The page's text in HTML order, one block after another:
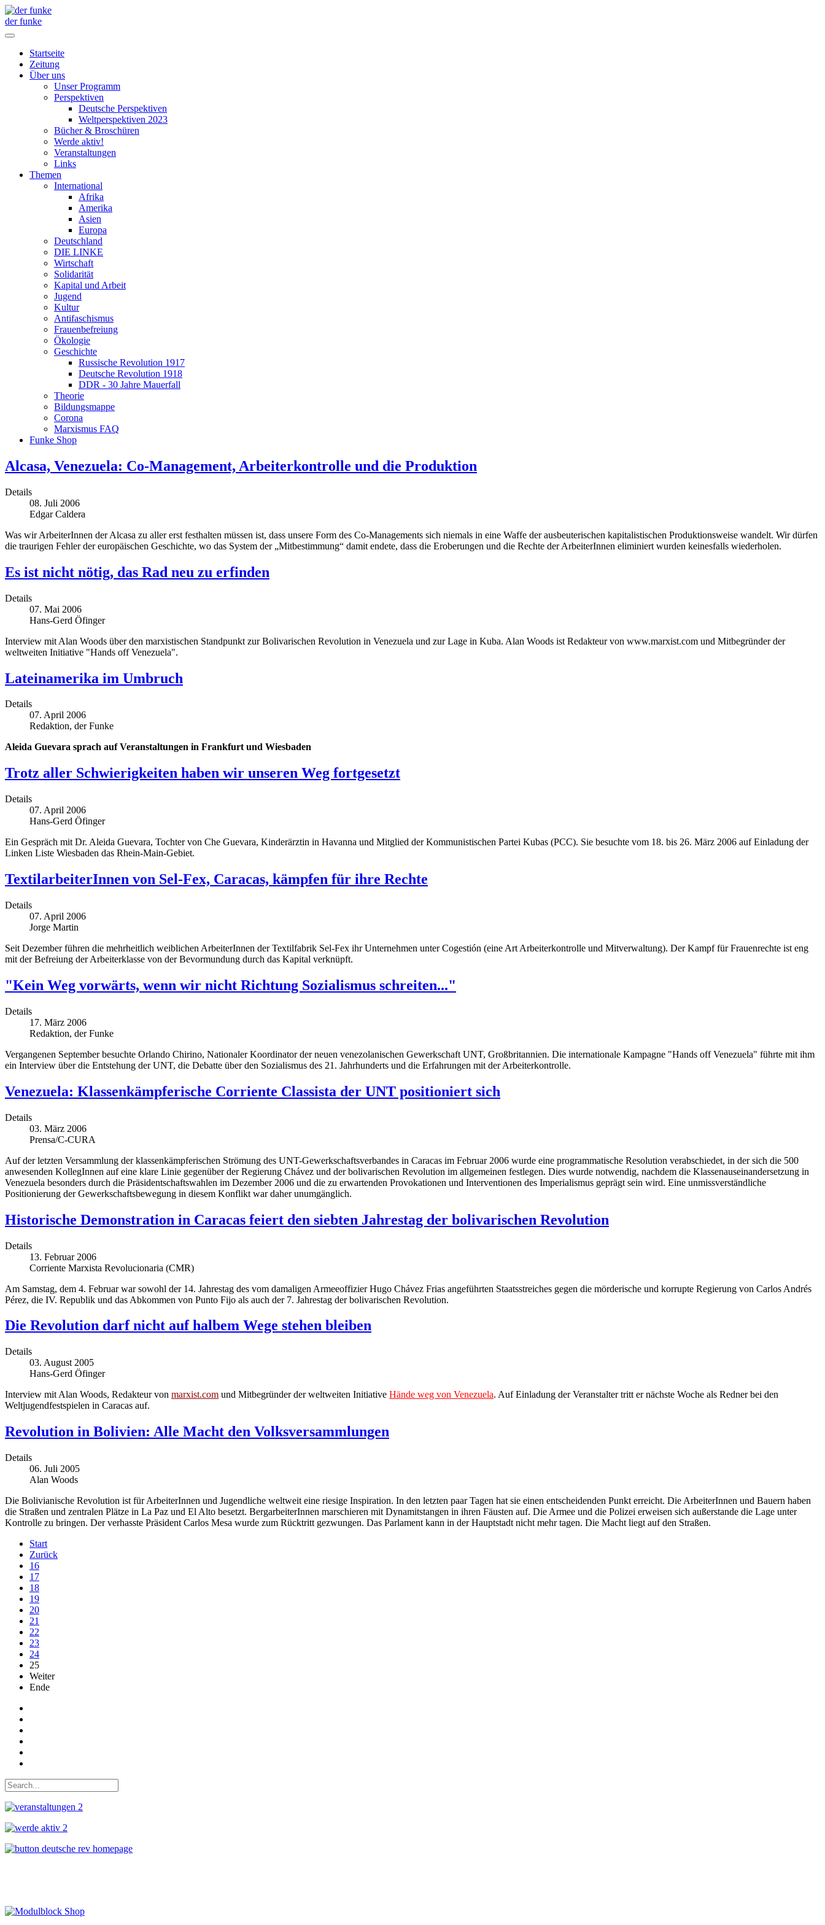
der funke
Startseite
Zeitung
Über uns
Unser Programm
Perspektiven
Deutsche Perspektiven
Weltperspektiven 2023
Bücher & Broschüren
Werde aktiv!
Veranstaltungen
Links
Themen
International
Afrika
Amerika
Asien
Europa
Deutschland
DIE LINKE
Wirtschaft
Solidarität
Kapital und Arbeit
Jugend
Kultur
Antifaschismus
Frauenbefreiung
Ökologie
Geschichte
Russische Revolution 1917
Deutsche Revolution 1918
DDR - 30 Jahre Mauerfall
Theorie
Bildungsmappe
Corona
Marxismus FAQ
Funke Shop
Alcasa, Venezuela: Co-Management, Arbeiterkontrolle und die Produktion
Details
08. Juli 2006
Edgar Caldera
Was wir ArbeiterInnen der Alcasa zu aller erst festhalten müssen ist, dass unsere Form des Co-Managements sich niemals in eine Waffe der ausbeuterischen kapitalistischen Produktionsweise wandelt. Wir dürfen
die traurigen Fehler der europäischen Geschichte, wo das System der „Mitbestimmung“ damit endete, dass die Eroberungen und die Rechte der ArbeiterInnen eliminiert wurden keinesfalls wiederholen.
Es ist nicht nötig, das Rad neu zu erfinden
Details
07. Mai 2006
Hans-Gerd Öfinger
Interview mit Alan Woods über den marxistischen Standpunkt zur Bolivarischen Revolution in Venezuela und zur Lage in Kuba. Alan Woods ist Redakteur von www.marxist.com und Mitbegründer der
weltweiten Initiative "Hands off Venezuela".
Lateinamerika im Umbruch
Details
07. April 2006
Redaktion, der Funke
Aleida Guevara sprach auf Veranstaltungen in Frankfurt und Wiesbaden
Trotz aller Schwierigkeiten haben wir unseren Weg fortgesetzt
Details
07. April 2006
Hans-Gerd Öfinger
Ein Gespräch mit Dr. Aleida Guevara, Tochter von Che Guevara, Kinderärztin in Havanna und Mitglied der Kommunistischen Partei Kubas (PCC). Sie besuchte vom 18. bis 26. März 2006 auf Einladung der
Linken Liste Wiesbaden das Rhein-Main-Gebiet.
TextilarbeiterInnen von Sel-Fex, Caracas, kämpfen für ihre Rechte
Details
07. April 2006
Jorge Martin
Seit Dezember führen die mehrheitlich weiblichen ArbeiterInnen der Textilfabrik Sel-Fex ihr Unternehmen unter Cogestión (eine Art Arbeiterkontrolle und Mitverwaltung). Der Kampf für Frauenrechte ist eng
mit der Befreiung der Arbeiterklasse von der Bevormundung durch das Kapital verknüpft.
"Kein Weg vorwärts, wenn wir nicht Richtung Sozialismus schreiten..."
Details
17. März 2006
Redaktion, der Funke
Vergangenen September besuchte Orlando Chirino, Nationaler Koordinator der neuen venezolanischen Gewerkschaft UNT, Großbritannien. Die internationale Kampagne "Hands off Venezuela" führte mit ihm
ein Interview über die Entstehung der UNT, die Debatte über den Sozialismus des 21. Jahrhunderts und die Erfahrungen mit der Arbeiterkontrolle.
Venezuela: Klassenkämpferische Corriente Classista der UNT positioniert sich
Details
03. März 2006
Prensa/C-CURA
Auf der letzten Versammlung der klassenkämpferischen Strömung des UNT-Gewerkschaftsverbandes in Caracas im Februar 2006 wurde eine programmatische Resolution verabschiedet, in der sich die 500
anwesenden KollegInnen auf eine klare Linie gegenüber der Regierung Chávez und der bolivarischen Revolution im allgemeinen festlegen. Dies wurde notwendig, nachdem die Klassenauseinandersetzung in
Venezuela besonders durch die Präsidentschaftswahlen im Dezember 2006 und die zu erwartenden Provokationen und Interventionen des Imperialismus geprägt sein wird. Eine unmissverständliche
Positionierung der Gewerkschaftsbewegung in diesem Konflikt war daher unumgänglich.
Historische Demonstration in Caracas feiert den siebten Jahrestag der bolivarischen Revolution
Details
13. Februar 2006
Corriente Marxista Revolucionaria (CMR)
Am Samstag, dem 4. Februar war sowohl der 14. Jahrestag des vom damaligen Armeeoffizier Hugo Chávez Frias angeführten Staatsstreiches gegen die mörderische und korrupte Regierung von Carlos Andrés
Pérez, die IV. Republik und das Abkommen von Punto Fijo als auch der 7. Jahrestag der bolivarischen Revolution.
Die Revolution darf nicht auf halbem Wege stehen bleiben
Details
03. August 2005
Hans-Gerd Öfinger
Interview mit Alan Woods, Redakteur von marxist.com und Mitbegründer der weltweiten Initiative Hände weg von Venezuela. Auf Einladung der Veranstalter tritt er nächste Woche als Redner bei den
Weltjugendfestspielen in Caracas auf.
Revolution in Bolivien: Alle Macht den Volksversammlungen
Details
06. Juli 2005
Alan Woods
Die Bolivianische Revolution ist für ArbeiterInnen und Jugendliche weltweit eine riesige Inspiration. In den letzten paar Tagen hat sie einen entscheidenden Punkt erreicht. Die ArbeiterInnen und Bauern haben
die Straßen und zentralen Plätze in La Paz und El Alto besetzt. BergarbeiterInnen marschieren mit Dynamitstangen in ihren Fäusten auf. Die Armee und die Polizei erweisen sich außerstande die Lage unter
Kontrolle zu bringen. Der verhasste Präsident Carlos Mesa wurde zum Rücktritt gezwungen. Das Parlament kann in der Hauptstadt nicht mehr tagen. Die Macht liegt auf den Straßen.
Start
Zurück
16
17
18
19
20
21
22
23
24
25
Weiter
Ende